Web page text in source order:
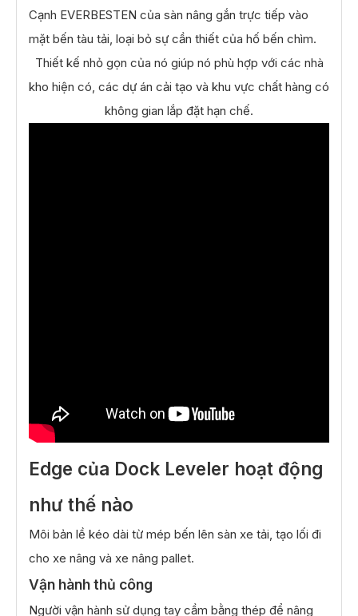
Cạnh EVERBESTEN của sàn nâng gắn trực tiếp vào
mặt bến tàu tải, loại bỏ sự cần thiết của hố bến chìm.
Thiết kế nhỏ gọn của nó giúp nó phù hợp với các nhà
kho hiện có, các dự án cải tạo và khu vực chất hàng có
không gian lắp đặt hạn chế.
Edge của Dock Leveler hoạt động
như thế nào
Môi bản lề kéo dài từ mép bến lên sàn xe tải, tạo lối đi
cho xe nâng và xe nâng pallet.
Vận hành thủ công
Người vận hành sử dụng tay cầm bằng thép để nâng